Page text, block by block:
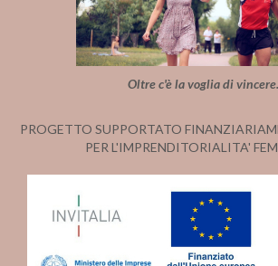
Oltre c'è la voglia di vincere.
PROGETTO SUPPORTATO
PER L'IMPRENDITORIALITA'